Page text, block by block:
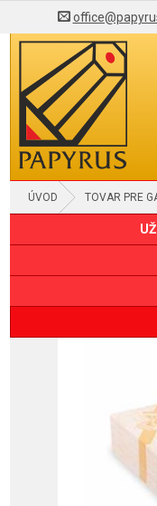
ÚVOD TOVAR PRE